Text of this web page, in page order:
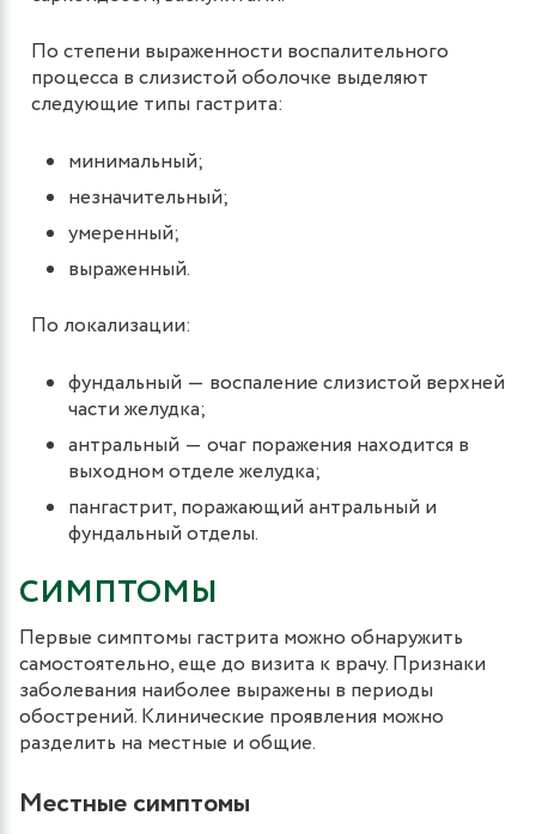
По степени выраженности воспалительного
процесса в слизистой оболочке выделяют
следующие типы гастрита:
минимальный;
незначительный;
умеренный;
выраженный.
По локализации:
фундальный ― воспаление слизистой верхней
части желудка;
антральный ― очаг поражения находится в
выходном отделе желудка;
пангастрит, поражающий антральный и
фундальный отделы.
СИМПТОМЫ
Первые симптомы гастрита можно обнаружить
самостоятельно, еще до визита к врачу. Признаки
заболевания наиболее выражены в периоды
обострений. Клинические проявления можно
разделить на местные и общие.
Местные симптомы